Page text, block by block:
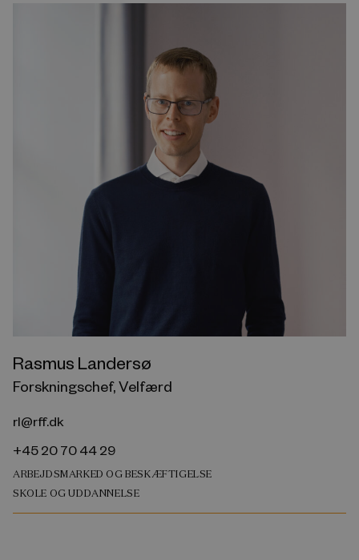
Rasmus Landersø
Forskningschef, Velfærd
rl@rff.dk
+45 20 70 44 29
ARBEJDSMARKED OG BESKÆFTIGELSE
SKOLE OG UDDANNELSE